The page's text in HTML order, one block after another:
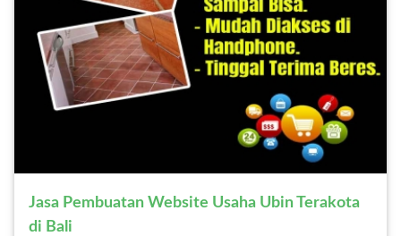
Jasa Pembuatan Website Usaha Ubin Terakota
di Bali